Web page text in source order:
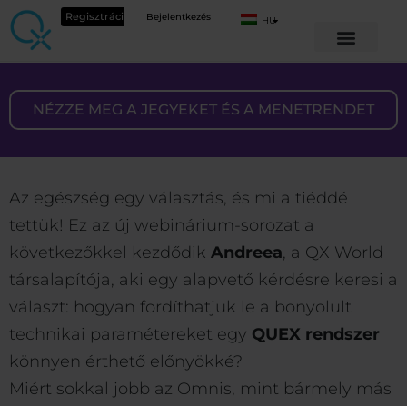
Regisztráció Bejelentkezés HU
NÉZZE MEG A JEGYEKET ÉS A MENETRENDET
Az egészség egy választás, és mi a tiéddé
tettük! Ez az új webinárium-sorozat a
következőkkel kezdődik Andreea, a QX World
társalapítója, aki egy alapvető kérdésre keresi a
választ: hogyan fordíthatjuk le a bonyolult
technikai paramétereket egy QUEX rendszer
könnyen érthető előnyökké?
Miért sokkal jobb az Omnis, mint bármely más